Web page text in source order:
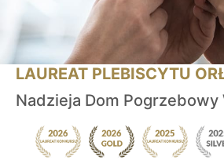
LAUREAT PLEBISCYTU
Nadzieja Dom Pogrzebowy